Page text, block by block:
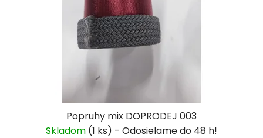
Popruhy mix DOPRODEJ 003
Skladom (1 ks)